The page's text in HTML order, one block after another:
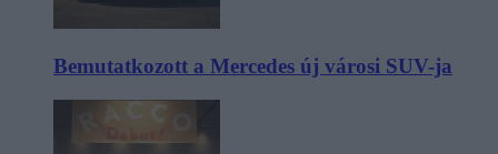
Bemutatkozott a Mercedes új városi SUV-ja